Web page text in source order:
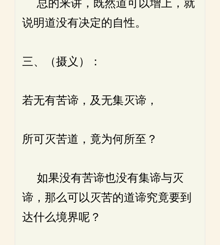
总的来讲，既然道可以增上，就
说明道没有决定的自性。
三、（摄义）：
若无有苦谛，及无集灭谛，
所可灭苦道，竟为何所至？
如果没有苦谛也没有集谛与灭
谛，那么可以灭苦的道谛究竟要到
达什么境界呢？